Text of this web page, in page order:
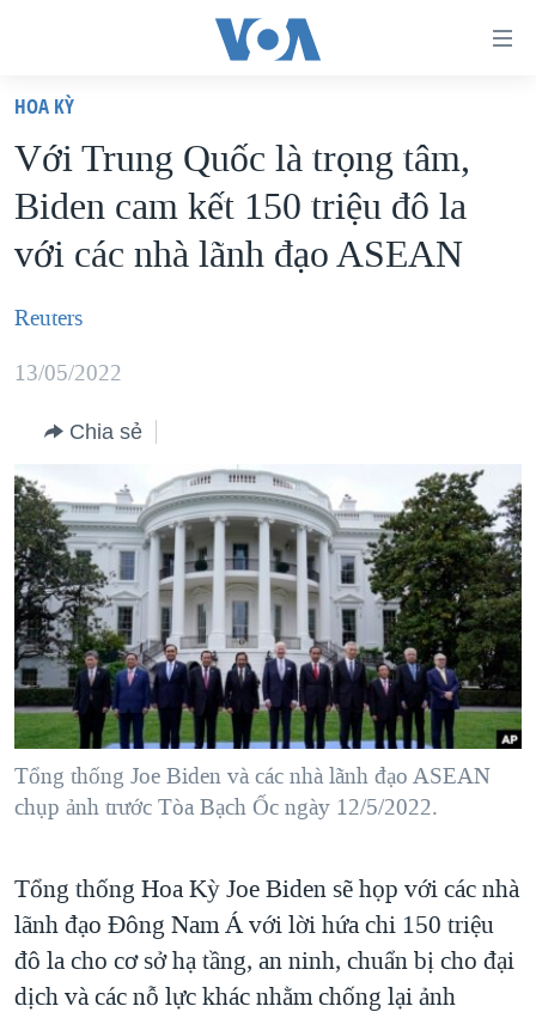
truy
cập
Tới
nội
chính
điều
hướng
Đi
tới
"Tìm"
VIỆT NAM
HOA KỲ
BIỂN ĐÔNG
THẾ GIỚI
DIỄN ĐÀN
MỤC
TỰ DO BÁO CHÍ
VẠCH TRẦN TIN GIẢ
NGƯỜI VIỆT HẢI NGOẠI
ĐỜI SỐNG
KINH TẾ
KHOA HỌC
SỨC KHOẺ
VĂN HOÁ
THỂ THAO
CHUYÊN ĐỀ
CHIẾN TRANH THƯƠNG MẠI CỦA MỸ: QUÁ KHỨ VÀ HIỆN
TẠI
HÀNH TRÌNH BẦU CỬ 2024
MỘT NĂM CHIẾN TRANH TẠI DẢI GAZA
GIẢI MÃ VÀNH ĐAI & CON ĐƯỜNG
NGÀY TỊ NẠN THẾ GIỚI
GROUND ZERO – XƯA VÀ NAY
CÁC GIÁ TRỊ CỘNG HÒA Ở VIỆT NAM
THƯỢNG ĐỈNH TRUMP-KIM TẠI VIỆT NAM
TRỊNH VĨNH BÌNH VS. CHÍNH PHỦ VIỆT NAM
HỌC TIẾNG ANH
VIDEO
NGHE
MẠNG XÃ HỘI
Ngôn ngữ khác
HOA KỲ
Với Trung Quốc là trọng tâm,
Biden cam kết 150 triệu đô la
với các nhà lãnh đạo ASEAN
Reuters
13/05/2022
Chia sẻ
Tổng thống Joe Biden và các nhà lãnh đạo ASEAN
chụp ảnh trước Tòa Bạch Ốc ngày 12/5/2022.
Tổng thống Hoa Kỳ Joe Biden sẽ họp với các nhà
lãnh đạo Đông Nam Á với lời hứa chi 150 triệu
đô la cho cơ sở hạ tầng, an ninh, chuẩn bị cho đại
dịch và các nỗ lực khác nhằm chống lại ảnh